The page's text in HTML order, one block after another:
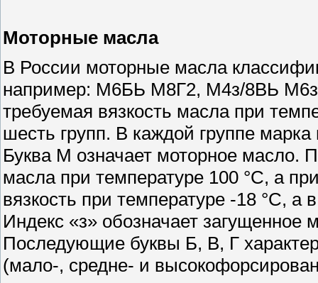
Моторные масла
В России моторные масла
например: М6БЬ М8Г2, М4з/8ВЬ
требуемая вязкость масла при
шесть групп. В каждой группе
Буква М означает моторное масло.
масла при температуре 100 °С, а
вязкость при температуре -18 °С, а
Индекс «з» обозначает
Последующие буквы Б, В, Г
(мало-, средне- и